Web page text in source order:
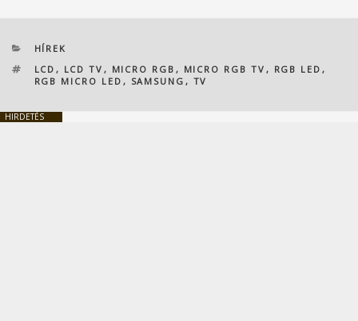
KATEGÓRIÁK
HÍREK
CÍMKÉK
LCD , LCD TV , MICRO RGB , MICRO RGB TV , RGB LED ,
RGB MICRO LED , SAMSUNG , TV
HIRDETÉS